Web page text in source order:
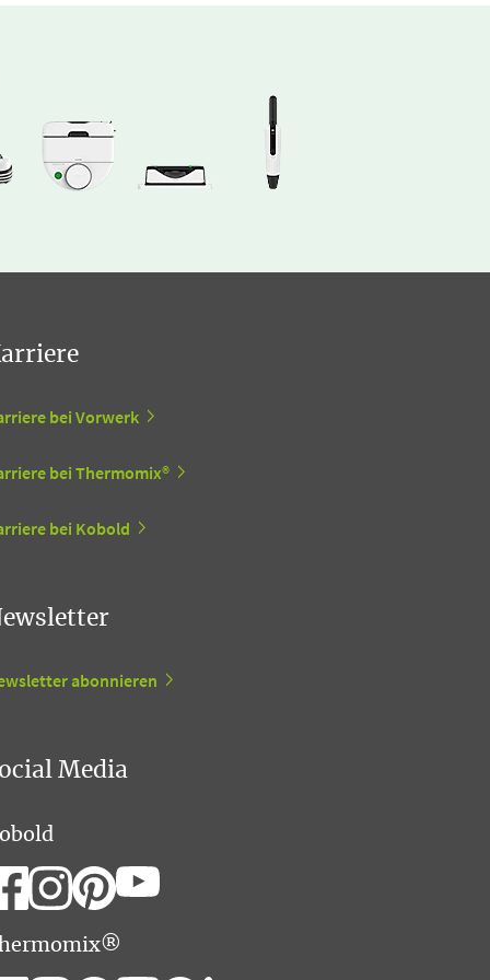
bei Vorwerk
bei Thermomix®
bei Kobold
abonnieren
Media